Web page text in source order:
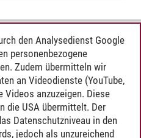
den Analysedienst Google
personenbezogene
Zudem übermitteln wir
an Videodienste (YouTube,
Videos anzuzeigen. Diese
die USA übermittelt. Der
Datenschutzniveau in den
jedoch als unzureichend